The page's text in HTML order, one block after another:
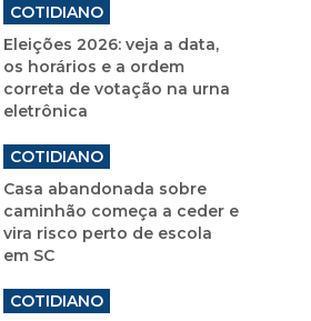
COTIDIANO
Eleições 2026: veja a data,
os horários e a ordem
correta de votação na urna
eletrônica
COTIDIANO
Casa abandonada sobre
caminhão começa a ceder e
vira risco perto de escola
em SC
COTIDIANO